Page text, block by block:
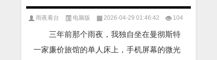
雨夜看台 电脑版 2026-04-29 01:46:42 104
三年前那个雨夜，我独自坐在曼彻斯特
一家廉价旅馆的单人床上，手机屏幕的微光